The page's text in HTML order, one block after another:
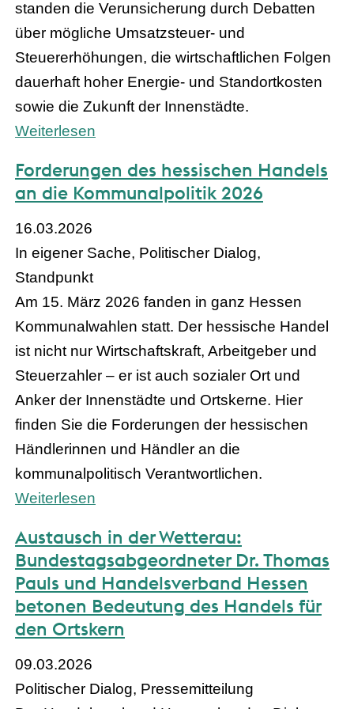
standen die Verunsicherung durch Debatten
über mögliche Umsatzsteuer- und
Steuererhöhungen, die wirtschaftlichen Folgen
dauerhaft hoher Energie- und Standortkosten
sowie die Zukunft der Innenstädte.
Weiterlesen
Forderungen des hessischen Handels
an die Kommunalpolitik 2026
16.03.2026
In eigener Sache, Politischer Dialog,
Standpunkt
Am 15. März 2026 fanden in ganz Hessen
Kommunalwahlen statt. Der hessische Handel
ist nicht nur Wirtschaftskraft, Arbeitgeber und
Steuerzahler – er ist auch sozialer Ort und
Anker der Innenstädte und Ortskerne. Hier
finden Sie die Forderungen der hessischen
Händlerinnen und Händler an die
kommunalpolitisch Verantwortlichen.
Weiterlesen
Austausch in der Wetterau:
Bundestagsabgeordneter Dr. Thomas
Pauls und Handelsverband Hessen
betonen Bedeutung des Handels für
den Ortskern
09.03.2026
Politischer Dialog, Pressemitteilung